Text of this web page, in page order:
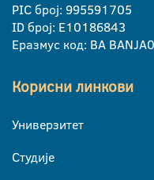
PIC број: 995591705
ID број: E10186843
Еразмус код: BA
Корисни линкови
Универзитет
Студије